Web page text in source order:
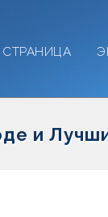
СТРАНИЦА
и